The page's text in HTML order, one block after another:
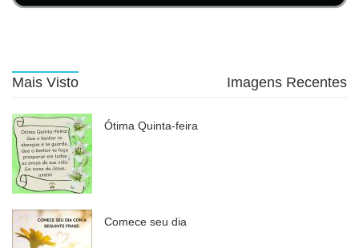
Mais Visto Imagens Recentes
Ótima Quinta-feira
Comece seu dia